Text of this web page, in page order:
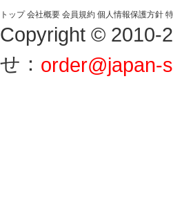
トップ 会社概要 会員規約 個人情報保護方針
Copyright © 2010-
せ： order@japan-